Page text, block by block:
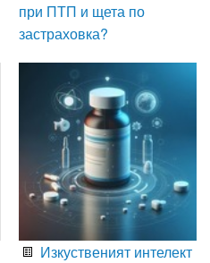
при ПТП и щета по
застраховка?
Изкуственият интелект